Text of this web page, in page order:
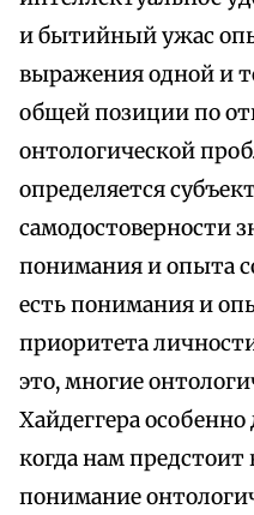
и бытийный ужас
выражения одной и
общей позиции по
онтологической
определяется
самодостоверности
понимания и опыта
есть понимания и
приоритета
это, многие
Хайдеггера
когда нам предстоит
понимание